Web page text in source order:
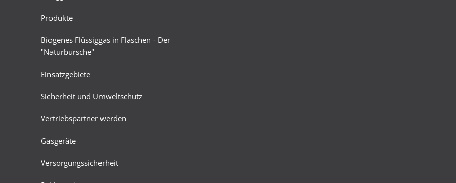
Produkte
Biogenes Flüssiggas in Flaschen - Der
"Naturbursche"
Einsatzgebiete
Sicherheit und Umweltschutz
Vertriebspartner werden
Gasgeräte
Versorgungssicherheit